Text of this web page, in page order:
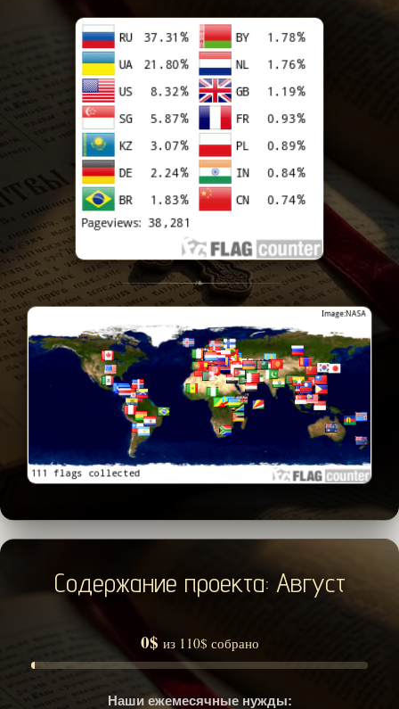
❧
Содержание проекта: Август
0$ из 110$ собрано
Наши ежемесячные нужды: